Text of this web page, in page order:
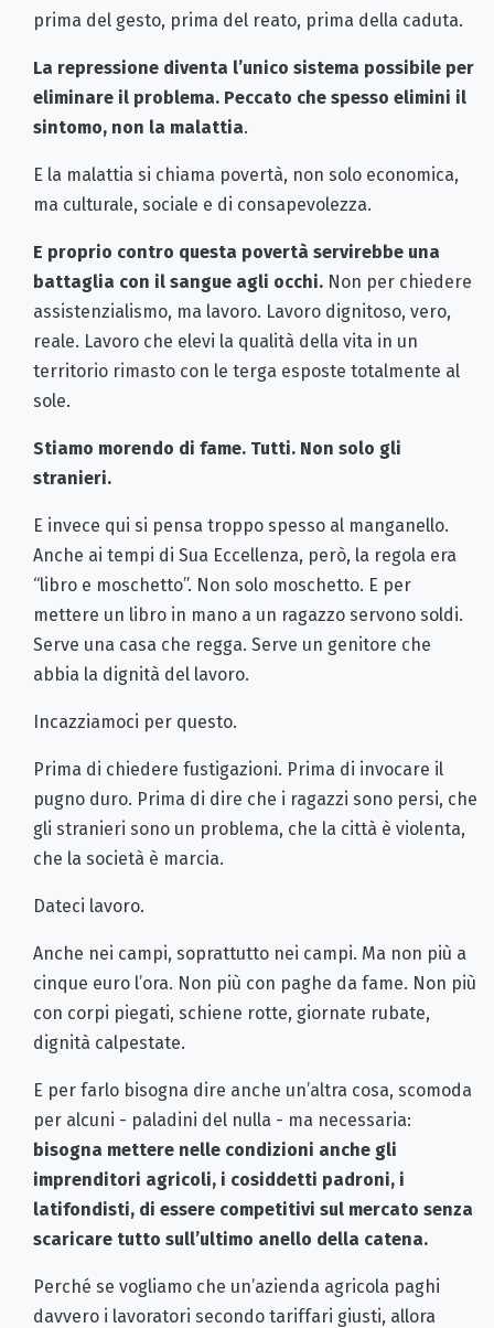
prima del gesto, prima del reato, prima della caduta.
La repressione diventa l’unico sistema possibile per
eliminare il problema. Peccato che spesso elimini il
sintomo, non la malattia.
E la malattia si chiama povertà, non solo economica,
ma culturale, sociale e di consapevolezza.
E proprio contro questa povertà servirebbe una
battaglia con il sangue agli occhi. Non per chiedere
assistenzialismo, ma lavoro. Lavoro dignitoso, vero,
reale. Lavoro che elevi la qualità della vita in un
territorio rimasto con le terga esposte totalmente al
sole.
Stiamo morendo di fame. Tutti. Non solo gli
stranieri.
E invece qui si pensa troppo spesso al manganello.
Anche ai tempi di Sua Eccellenza, però, la regola era
“libro e moschetto”. Non solo moschetto. E per
mettere un libro in mano a un ragazzo servono soldi.
Serve una casa che regga. Serve un genitore che
abbia la dignità del lavoro.
Incazziamoci per questo.
Prima di chiedere fustigazioni. Prima di invocare il
pugno duro. Prima di dire che i ragazzi sono persi, che
gli stranieri sono un problema, che la città è violenta,
che la società è marcia.
Dateci lavoro.
Anche nei campi, soprattutto nei campi. Ma non più a
cinque euro l’ora. Non più con paghe da fame. Non più
con corpi piegati, schiene rotte, giornate rubate,
dignità calpestate.
E per farlo bisogna dire anche un’altra cosa, scomoda
per alcuni - paladini del nulla - ma necessaria:
bisogna mettere nelle condizioni anche gli
imprenditori agricoli, i cosiddetti padroni, i
latifondisti, di essere competitivi sul mercato senza
scaricare tutto sull’ultimo anello della catena.
Perché se vogliamo che un’azienda agricola paghi
davvero i lavoratori secondo tariffari giusti, allora